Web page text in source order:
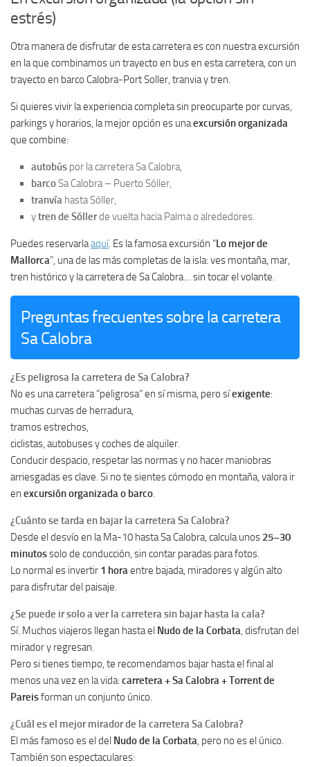
estrés)
Otra manera de disfrutar de esta carretera es con nuestra excursión
en la que combinamos un trayecto en bus en esta carretera, con un
trayecto en barco Calobra-Port Soller, tranvia y tren.
Si quieres vivir la experiencia completa sin preocuparte por curvas,
parkings y horarios, la mejor opción es unaexcursión organizada
que combine:
autobús por la carretera Sa Calobra,
barcoSa Calobra – Puerto Sóller,
tranvía hasta Sóller,
ytren de Sóllerde vuelta hacia Palma o alrededores.
Puedes reservarlaaquí. Es la famosa excursión “Lo mejor de
Mallorca”, una de las más completas de la isla: ves montaña, mar,
tren histórico y la carretera de Sa Calobra… sin tocar el volante.
Preguntas frecuentes sobre la carretera
Sa Calobra
¿Es peligrosa la carretera de Sa Calobra?
No es una carretera “peligrosa” en sí misma, pero síexigente:
muchas curvas de herradura,
tramos estrechos,
ciclistas, autobuses y coches de alquiler.
Conducir despacio, respetar las normas y no hacer maniobras
arriesgadas es clave. Si no te sientes cómodo en montaña, valora ir
en excursión organizada o barco.
¿Cuánto se tarda en bajar la carretera Sa Calobra?
Desde el desvío en la Ma-10 hasta Sa Calobra, calcula unos 25–30
minutossolo de conducción, sin contar paradas para fotos.
Lo normal es invertir 1 horaentre bajada, miradores y algún alto
para disfrutar del paisaje.
¿Se puede ir solo a ver la carretera sin bajar hasta la cala?
Sí. Muchos viajeros llegan hasta el Nudo de la Corbata, disfrutan del
mirador y regresan.
Pero si tienes tiempo, te recomendamos bajar hasta el final al
menos una vez en la vida: carretera + Sa Calobra + Torrent de
Pareisforman un conjunto único.
¿Cuál es el mejor mirador de la carretera Sa Calobra?
El más famoso es el del Nudo de la Corbata, pero no es el único.
También son espectaculares: